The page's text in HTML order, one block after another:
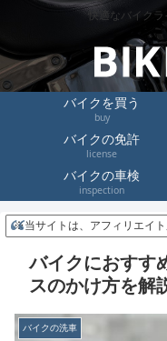
快適なバイク
バイクを買う
buy
バイクの免許
license
バイクの車検
inspection
※当サイトは、アフィリエイ
バイクにおすす
スのかけ方を解
バイクの洗車